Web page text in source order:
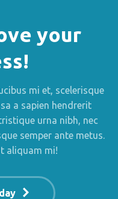
your
mi et, scelerisque
a sapien hendrerit
urna nibh, nec
semper ante metus.
aliquam mi!